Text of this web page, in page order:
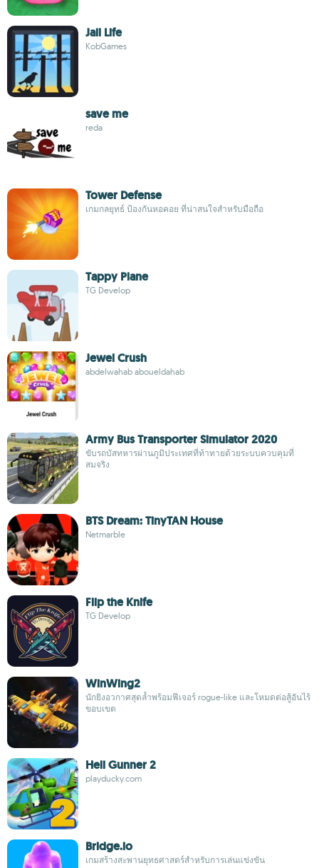
Jail Life
KobGames
save me
reda
Tower Defense
เกมกลยุทธ์ ป้องกันหอคอย ที่น่าสนใจสำหรับมือถือ
Tappy Plane
TG Develop
Jewel Crush
abdelwahab aboueldahab
Army Bus Transporter Simulator 2020
ขับรถบัสทหารผ่านภูมิประเทศที่ท้าทายด้วยระบบควบคุมที่
สมจริง
BTS Dream: TinyTAN House
Netmarble
Flip the Knife
TG Develop
WinWing2
นักยิงอวกาศสุดล้ำพร้อมฟีเจอร์ rogue-like และโหมดต่อสู้อันไร้
ขอบเขต
Heli Gunner 2
playducky.com
Bridge.io
เกมสร้างสะพานยุทธศาสตร์สำหรับการเล่นแข่งขัน